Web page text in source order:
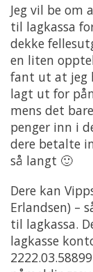
Jeg vil be om
til lagkassa
dekke
en liten
fant ut at jeg
lagt ut for
mens det
penger inn i
dere betalte
så langt 🙂
Dere kan
Erlandsen) –
til lagkassa.
lagkasse